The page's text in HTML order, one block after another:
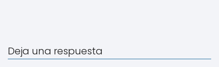
Deja una respuesta